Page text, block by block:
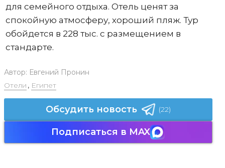
для семейного отдыха. Отель ценят за
спокойную атмосферу, хороший пляж. Тур
обойдется в 228 тыс. с размещением в
стандарте.
Автор: Евгений Пронин
Отели , Египет
Обсудить новость (22)
Подписаться в MAX